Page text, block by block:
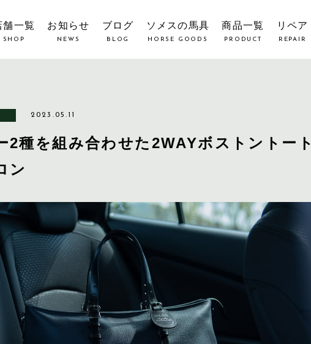
舗一覧
SHOP
お知らせ
NEWS
ブログ
BLOG
ソメスの馬具
HORSE GOODS
商品一覧
PRODUCT
リペア
REPAIR
2023.05.11
2種を組み合わせた2WAYボストントート
ン